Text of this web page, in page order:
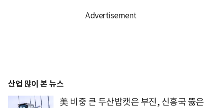
산업 많이 본 뉴스
美 비중 큰 두산밥캣은 부진, 신흥국 뚫은